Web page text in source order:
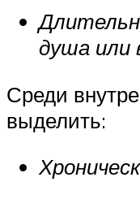
душа или
Среди
выделить: